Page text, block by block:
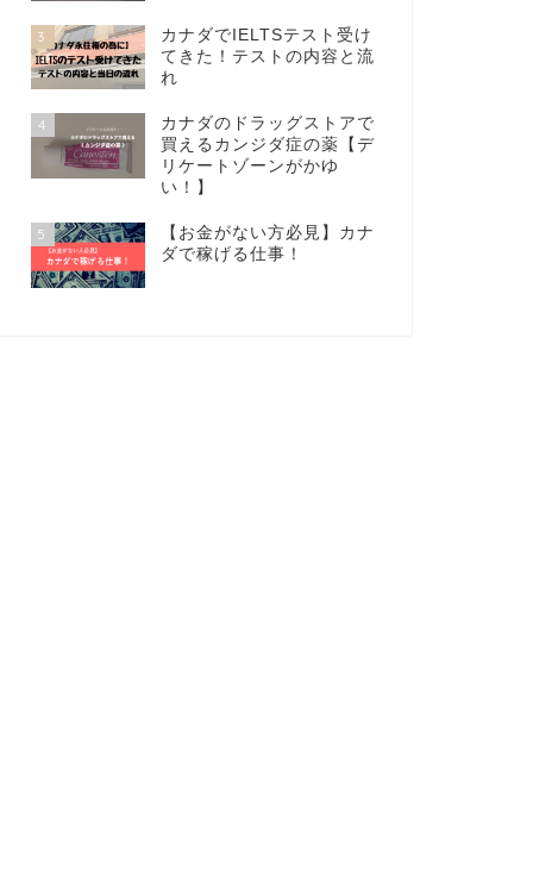
3
カナダでIELTSテスト受け
てきた！テストの内容と流
れ
4
カナダのドラッグストアで
買えるカンジダ症の薬【デ
リケートゾーンがかゆ
い！】
5
【お金がない方必見】カナ
ダで稼げる仕事！